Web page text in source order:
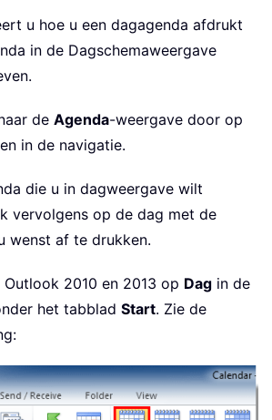
u hoe u een dagagenda afdrukt
in de Dagschemaweergave
de Agenda-weergave door op
in de navigatie.
die u in dagweergave wilt
vervolgens op de dag met de
wenst af te drukken.
2010 en 2013 op Dag in de
het tabblad Start. Zie de